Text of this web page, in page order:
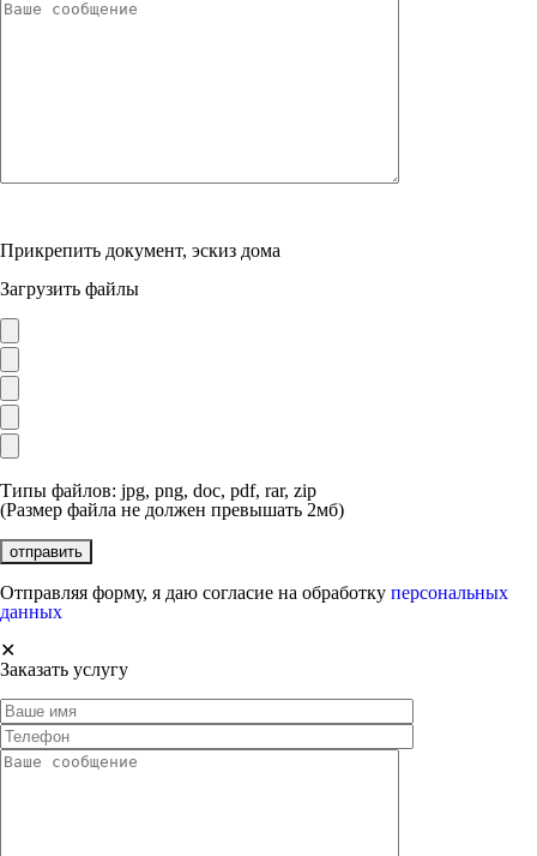
Прикрепить документ, эскиз дома
Загрузить файлы
Типы файлов: jpg, png, doc, pdf, rar, zip
(Размер файла не должен превышать 2мб)
Отправляя форму, я даю согласие на обработку персональных
данных
✕
Заказать услугу